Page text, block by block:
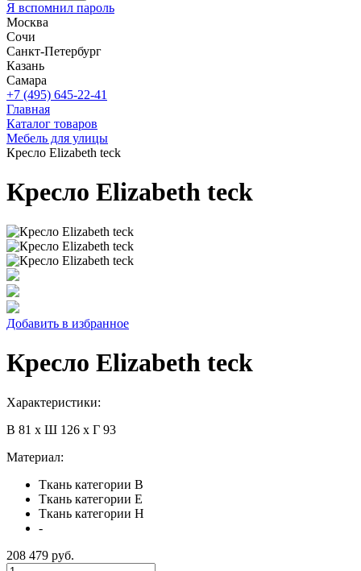
Я вспомнил пароль
Москва
Сочи
Санкт-Петербург
Казань
Самара
+7 (495) 645-22-41
Главная
Каталог товаров
Мебель для улицы
Кресло Elizabeth teck
Кресло Elizabeth teck
Добавить в избранное
Кресло Elizabeth teck
Характеристики:
В 81 х Ш 126 х Г 93
Материал:
Ткань категории B
Ткань категории E
Ткань категории H
-
208 479 руб.